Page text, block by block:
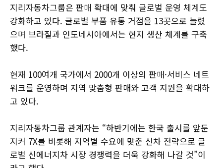
지리자동차그룹은 판매 확대에 맞춰 글로벌 운영 체계도
강화하고 있다. 글로벌 부품 유통 거점을 13곳으로 늘렸
으며 브라질과 인도네시아에서는 현지 생산 체계를 구축
했다.
현재 100여개 국가에서 2000개 이상의 판매·서비스 네트
워크를 운영하며 지역 맞춤형 판매와 고객 지원을 확대하
고 있다.
지리자동차그룹 관계자는 “하반기에는 한국 출시를 앞둔
지커 7X를 비롯해 지역별 수요에 맞춘 신차 전략으로 글
로벌 신에너지차 시장 경쟁력을 더욱 강화해 나갈 것”이